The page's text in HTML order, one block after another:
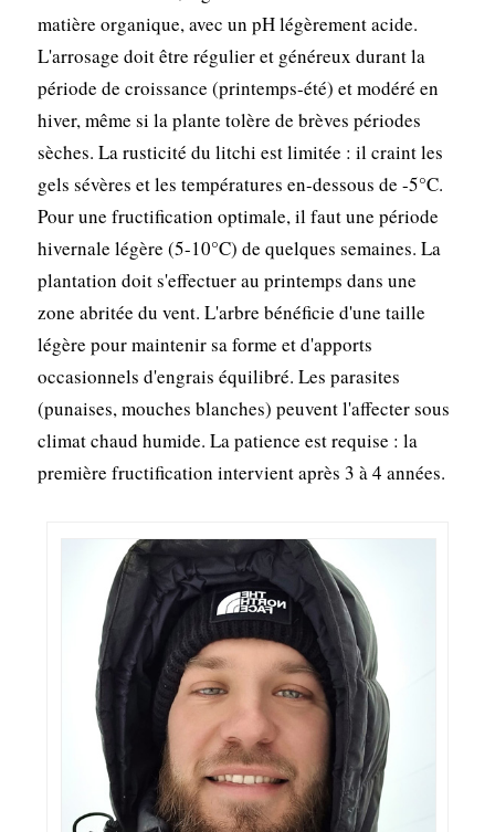
matière organique, avec un pH légèrement acide.
L'arrosage doit être régulier et généreux durant la
période de croissance (printemps-été) et modéré en
hiver, même si la plante tolère de brèves périodes
sèches. La rusticité du litchi est limitée : il craint les
gels sévères et les températures en-dessous de -5°C.
Pour une fructification optimale, il faut une période
hivernale légère (5-10°C) de quelques semaines. La
plantation doit s'effectuer au printemps dans une
zone abritée du vent. L'arbre bénéficie d'une taille
légère pour maintenir sa forme et d'apports
occasionnels d'engrais équilibré. Les parasites
(punaises, mouches blanches) peuvent l'affecter sous
climat chaud humide. La patience est requise : la
première fructification intervient après 3 à 4 années.